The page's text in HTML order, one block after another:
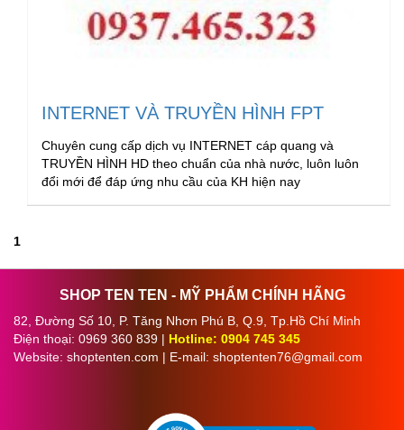
INTERNET VÀ TRUYỀN HÌNH FPT
Chuyên cung cấp dịch vụ INTERNET cáp quang và
TRUYỀN HÌNH HD theo chuẩn của nhà nước, luôn luôn
đổi mới để đáp ứng nhu cầu của KH hiện nay
1
SHOP TEN TEN - MỸ PHẨM CHÍNH HÃNG
82, Đường Số 10, P. Tăng Nhơn Phú B, Q.9, Tp.Hồ Chí Minh
Điện thoại: 0969 360 839 | Hotline: 0904 745 345
Website: shoptenten.com | E-mail: shoptenten76@gmail.com